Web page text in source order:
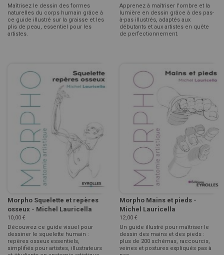
Maîtrisez le dessin des formes
naturelles du corps humain grâce à
ce guide illustré sur la graisse et les
plis de peau, essentiel pour les
artistes.
Apprenez à maîtriser l'ombre et la
lumière en dessin grâce à des pas-
à-pas illustrés, adaptés aux
débutants et aux artistes en quête
de perfectionnement.
Morpho Squelette et repères
osseux - Michel Lauricella
10,00 €
Découvrez ce guide visuel pour
dessiner le squelette humain :
repères osseux essentiels,
simplifiés pour artistes, illustrateurs
Morpho Mains et pieds -
Michel Lauricella
12,00 €
Un guide illustré pour maîtriser le
dessin des mains et des pieds :
plus de 200 schémas, raccourcis,
veines et postures expliqués pas à